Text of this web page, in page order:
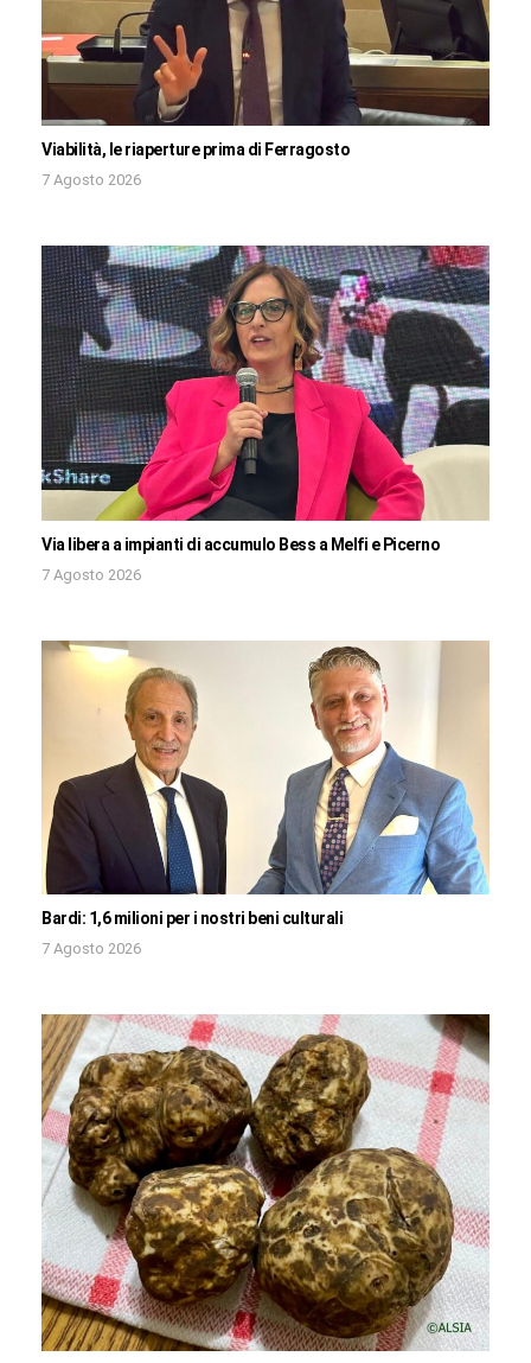
Viabilità, le riaperture prima di Ferragosto
7 Agosto 2026
Via libera a impianti di accumulo Bess a Melfi e Picerno
7 Agosto 2026
Bardi: 1,6 milioni per i nostri beni culturali
7 Agosto 2026